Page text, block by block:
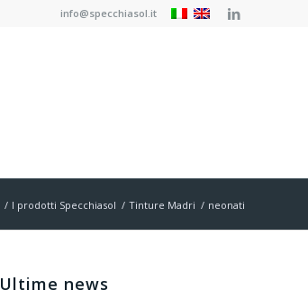
info@specchiasol.it
/ I prodotti Specchiasol / Tinture Madri / neonati
Ultime news